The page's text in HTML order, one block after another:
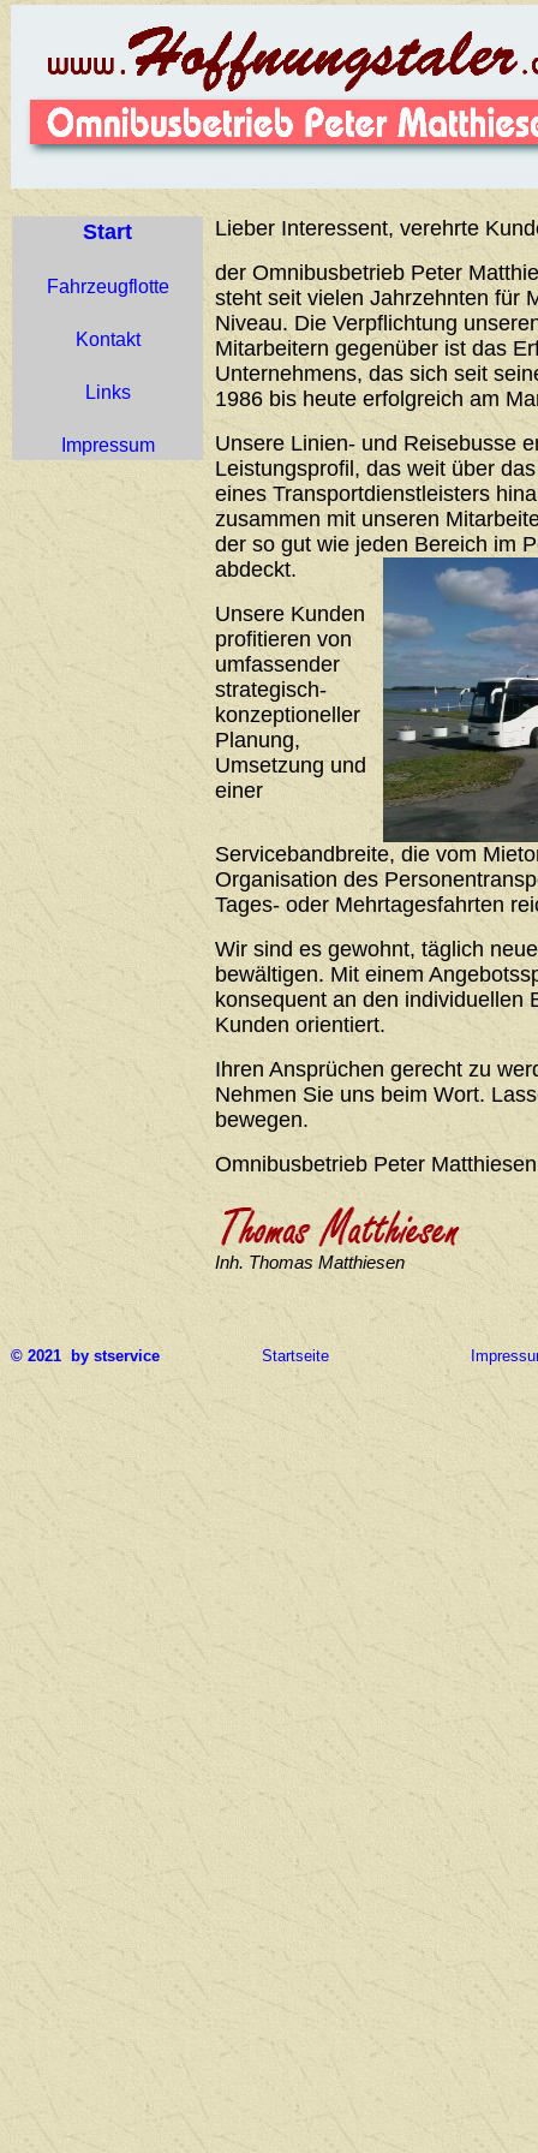
Start
Fahrzeugflotte
Kontakt
Links
Impressum
Lieber Interessent, verehrte
der Omnibusbetrieb Peter
steht seit vielen Jahrzehnten für
Niveau. Die Verpflichtung
Mitarbeitern gegenüber ist das
Unternehmens, das sich seit
1986 bis heute erfolgreich am
Unsere Linien- und Reisebusse
Leistungsprofil, das weit über
eines Transportdienstleisters
zusammen mit unseren
der so gut wie jeden Bereich im
abdeckt.
Unsere Kunden
profitieren von
umfassender
strategisch-
konzeptioneller
Planung,
Umsetzung und
einer
Servicebandbreite, die vom
Organisation des
Tages- oder Mehrtagesfahrten
Wir sind es gewohnt, täglich
bewältigen. Mit einem
konsequent an den individuellen
Kunden orientiert.
Ihren Ansprüchen gerecht zu
Nehmen Sie uns beim Wort.
bewegen.
Omnibusbetrieb Peter Matthiesen
Inh. Thomas Matthiesen
© 2021 by stservice Startseite